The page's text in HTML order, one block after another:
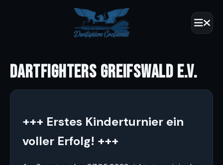
DARTFIGHTERS GREIFSWALD E.V.
+++ Erstes Kinderturnier ein
voller Erfolg! +++